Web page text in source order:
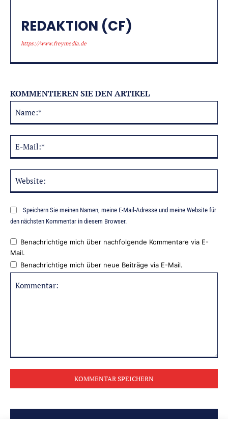
REDAKTION (CF)
https://www.freymedia.de
KOMMENTIEREN SIE DEN ARTIKEL
Speichern Sie meinen Namen, meine E-Mail-Adresse und meine Website für
den nächsten Kommentar in diesem Browser.
Benachrichtige mich über nachfolgende Kommentare via E-
Mail.
Benachrichtige mich über neue Beiträge via E-Mail.